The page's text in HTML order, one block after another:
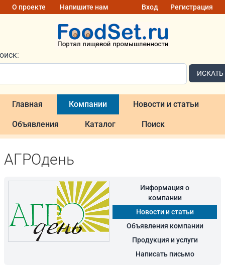
О проекте Напишите нам Вход Регистрация
ИСКАТЬ
Главная Компании Новости и статьи
Объявления Каталог Поиск
АГРОдень
Информация о
компании
Новости и статьи
Объявления компании
Продукция и услуги
Написать письмо